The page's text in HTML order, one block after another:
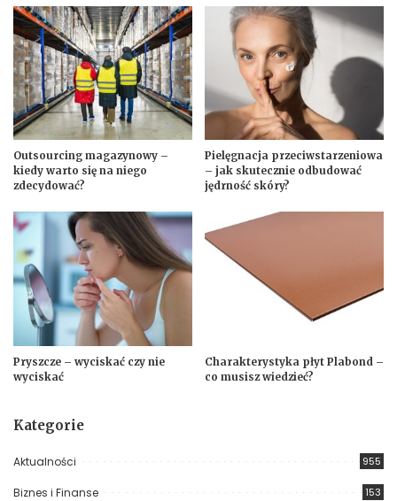
Outsourcing magazynowy –
kiedy warto się na niego
zdecydować?
Pielęgnacja przeciwstarzeniowa
– jak skutecznie odbudować
jędrność skóry?
Pryszcze – wyciskać czy nie
wyciskać
Charakterystyka płyt Plabond –
co musisz wiedzieć?
Kategorie
Aktualności 955
Biznes i Finanse 153